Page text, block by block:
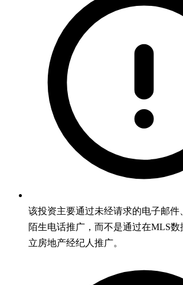
该投资主要通过未经请求的电子邮件
陌生电话推广，而不是通过在MLS
立房地产经纪人推广。